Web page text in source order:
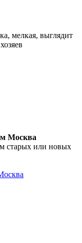
мелкая, выглядит
Москва
старых или новых